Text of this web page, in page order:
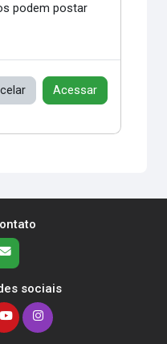
podem postar
Acessar
sociais